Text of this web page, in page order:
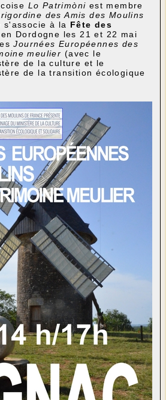
Lo Patrimòni est membre
des Amis des Moulins
s'associe à la Fête des
Dordogne les 21 et 22 mai
Journées Européennes des
meulier (avec le
de la culture et le
de la transition écologique